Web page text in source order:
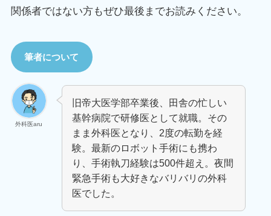
関係者ではない方もぜひ最後までお読みください。
筆者について
外科医aru
旧帝大医学部卒業後、田舎の忙しい
基幹病院で研修医として就職。その
まま外科医となり、2度の転勤を経
験。最新のロボット手術にも携わ
り、手術執刀経験は500件超え。夜間
緊急手術も大好きなバリバリの外科
医でした。